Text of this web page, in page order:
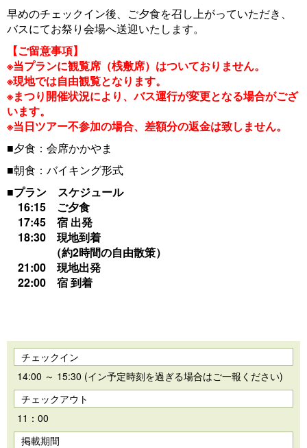
早めのチェックイン後、ご夕食を召し上がっていただき、
バスにてお祭り会場へ送迎いたします。
【ご留意事項】
※当プランに観覧席（桟敷席）はついておりません。
※現地では自由観覧となります。
※まつり開催状況により、バス運行が変更となる場合がござ
います。
※当日ツアー不参加の場合、差額分の返金は致しません。
■夕食：会席かかやま
■朝食：バイキング形式
■プラン スケジュール
16:15 ご夕食
17:45 宿 出発
18:30 現地到着
（約2時間の自由散策）
21:00 現地出発
22:00 宿 到着
チェックイン
14:00 ～ 15:30 (イン予定時刻を過ぎる場合はご一報ください)
チェックアウト
11：00
掲載期間